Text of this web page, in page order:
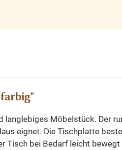
Möbelstück. Der
eignet. Die Tischplatte
bei Bedarf leicht